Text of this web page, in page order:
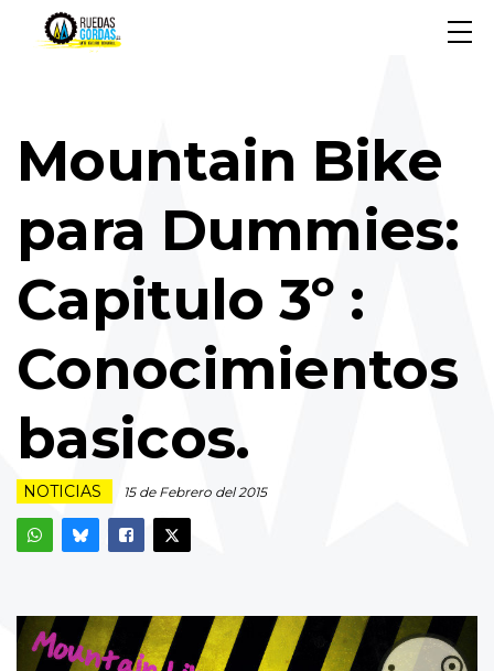
Mountain Bike
para Dummies:
Capitulo 3º :
Conocimientos
basicos.
NOTICIAS 15 de Febrero del 2015